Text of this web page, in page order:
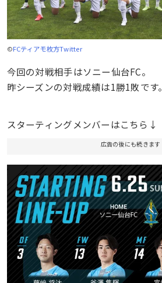
©FCティアモ枚方Twitter
今回の対戦相手はソニー仙台FC。
昨シーズンの対戦成績は1勝1敗です。
スターティングメンバーはこちら↓
広告の後にも続きます